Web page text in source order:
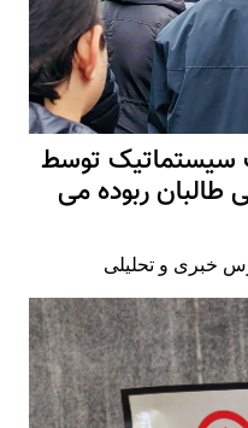
سیستماتیک توسط
طالبان ربوده می
خبری و تحلیلی